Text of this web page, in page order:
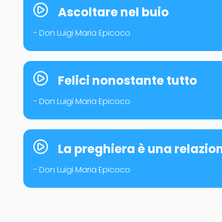
Ascoltare nel buio
- Don Luigi Maria Epicoco
Felici nonostante tutto
- Don Luigi Maria Epicoco
La preghiera è una
- Don Luigi Maria Epicoco